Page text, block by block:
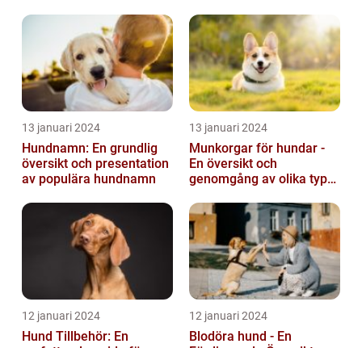
13 januari 2024
Hundnamn: En grundlig
översikt och presentation
av populära hundnamn
13 januari 2024
Munkorgar för hundar -
En översikt och
genomgång av olika typer
och nackde...
12 januari 2024
Hund Tillbehör: En
12 januari 2024
Blodöra hund - En